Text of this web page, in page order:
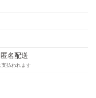
名配送
支払われます